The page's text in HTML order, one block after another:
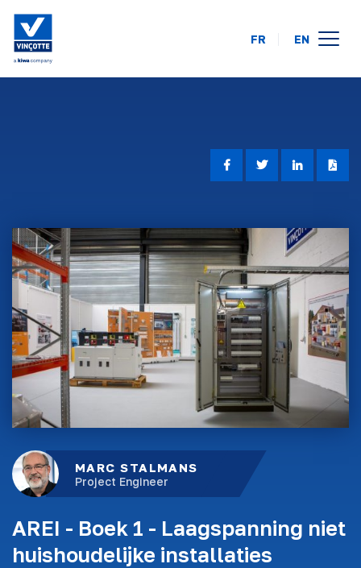
opleidingskalender
FAQ
contact
FR EN
MARC STALMANS
Project Engineer
AREI - Boek 1 - Laagspanning niet
huishoudelijke installaties